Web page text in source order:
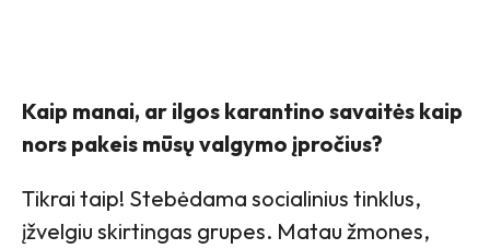
Kaip manai, ar ilgos karantino savaitės kaip
nors pakeis mūsų valgymo įpročius?
Tikrai taip! Stebėdama socialinius tinklus,
įžvelgiu skirtingas grupes. Matau žmones,